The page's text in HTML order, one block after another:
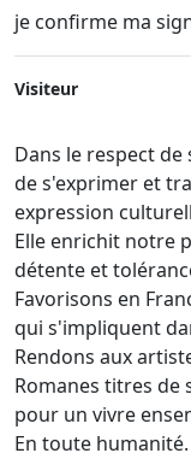
je confirme ma
Visiteur
Dans le respect
de s'exprimer et
expression
Elle enrichit notre
détente et
Favorisons en
qui s'impliquent
Rendons aux
Romanes titres
pour un vivre
En toute